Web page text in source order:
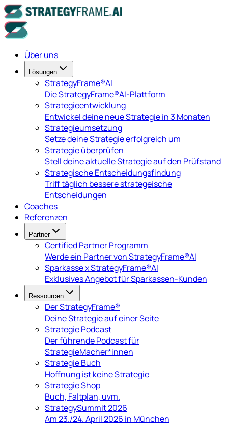
Über uns
Lösungen
StrategyFrame®AI
Die StrategyFrame®AI-Plattform
Strategieentwicklung
Entwickel deine neue Strategie in 3 Monaten
Strategieumsetzung
Setze deine Strategie erfolgreich um
Strategie überprüfen
Stell deine aktuelle Strategie auf den Prüfstand
Strategische Entscheidungsfindung
Triff täglich bessere strategeische
Entscheidungen
Coaches
Referenzen
Partner
Certified Partner Programm
Werde ein Partner von StrategyFrame®AI
Sparkasse x StrategyFrame®AI
Exklusives Angebot für Sparkassen-Kunden
Ressourcen
Der StrategyFrame®
Deine Strategie auf einer Seite
Strategie Podcast
Der führende Podcast für
StrategieMacher*innen
Strategie Buch
Hoffnung ist keine Strategie
Strategie Shop
Buch, Faltplan, uvm.
StrategySummit 2026
Am 23./24. April 2026 in München